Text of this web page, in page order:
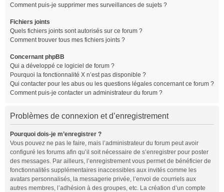
Comment puis-je supprimer mes surveillances de sujets ?
Fichiers joints
Quels fichiers joints sont autorisés sur ce forum ?
Comment trouver tous mes fichiers joints ?
Concernant phpBB
Qui a développé ce logiciel de forum ?
Pourquoi la fonctionnalité X n’est pas disponible ?
Qui contacter pour les abus ou les questions légales concernant ce forum ?
Comment puis-je contacter un administrateur du forum ?
Problèmes de connexion et d’enregistrement
Pourquoi dois-je m’enregistrer ?
Vous pouvez ne pas le faire, mais l’administrateur du forum peut avoir
configuré les forums afin qu’il soit nécessaire de s’enregistrer pour poster
des messages. Par ailleurs, l’enregistrement vous permet de bénéficier de
fonctionnalités supplémentaires inaccessibles aux invités comme les
avatars personnalisés, la messagerie privée, l’envoi de courriels aux
autres membres, l’adhésion à des groupes, etc. La création d’un compte